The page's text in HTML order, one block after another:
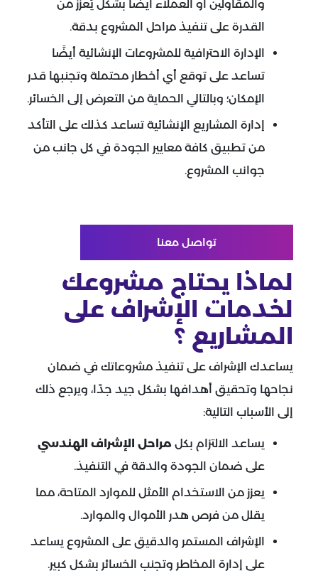
والمقاولين أو العملاء أيضًا بشكل يُعزز من
القدرة على تنفيذ مراحل المشروع بدقة.
الإدارة الاحترافية للمشروعات الإنشائية أيضًا
تساعد على توقع أي أخطار محتملة وتجنبها قدر
الإمكان؛ وبالتالي الحماية من التعرض إلى الخسائر.
إدارة المشاريع الإنشائية تساعد كذلك على التأكد
من تطبيق كافة معايير الجودة في كل جانب من
جوانب المشروع.
تواصل معنا
لماذا يحتاج مشروعك
لخدمات الإشراف على
المشاريع ؟
يساعدك الإشراف على تنفيذ مشروعاتك في ضمان
نجاحها وتحقيق أهدافها بشكل جيد جدًا، ويرجع ذلك
إلى الأسباب التالية:
يساعد الالتزام بكل مراحل الإشراف الهندسي
على ضمان الجودة والدقة في التنفيذ.
يعزز من الاستخدام الأمثل للموارد المتاحة، مما
يقلل من فرص هدر الأموال والموارد.
الإشراف المستمر والدقيق على المشروع يساعد
على إدارة المخاطر وتجنب الخسائر بشكل كبير.